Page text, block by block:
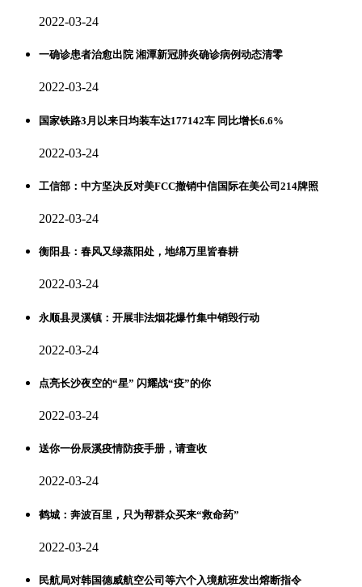
2022-03-24
一确诊患者治愈出院 湘潭新冠肺炎确诊病例动态清零
2022-03-24
国家铁路3月以来日均装车达177142车 同比增长6.6%
2022-03-24
工信部：中方坚决反对美FCC撤销中信国际在美公司214牌照
2022-03-24
衡阳县：春风又绿蒸阳处，地绵万里皆春耕
2022-03-24
永顺县灵溪镇：开展非法烟花爆竹集中销毁行动
2022-03-24
点亮长沙夜空的“星” 闪耀战“疫”的你
2022-03-24
送你一份辰溪疫情防疫手册，请查收
2022-03-24
鹤城：奔波百里，只为帮群众买来“救命药”
2022-03-24
民航局对韩国德威航空公司等六个入境航班发出熔断指令